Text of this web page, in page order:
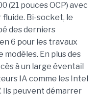
(21 pouces OCP) avec
Bi-socket, le
des derniers
6 pour les travaux
modèles. En plus des
à un large éventail
IA comme les Intel
Ils peuvent démarrer